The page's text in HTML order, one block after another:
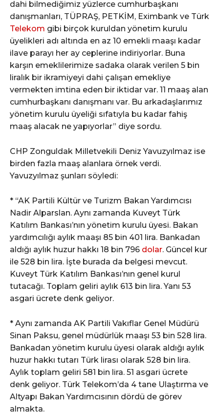
dahi bilmediğimiz yüzlerce cumhurbaşkanı
danışmanları, TÜPRAŞ, PETKİM, Eximbank ve Türk
Telekom gibi birçok kuruldan yönetim kurulu
üyelikleri adı altında en az 10 emekli maaşı kadar
ilave parayı her ay ceplerine indiriyorlar. Buna
karşın emeklilerimize sadaka olarak verilen 5 bin
liralık bir ikramiyeyi dahi çalışan emekliye
vermekten imtina eden bir iktidar var. 11 maaş alan
cumhurbaşkanı danışmanı var. Bu arkadaşlarımız
yönetim kurulu üyeliği sıfatıyla bu kadar fahiş
maaş alacak ne yapıyorlar” diye sordu.
CHP Zonguldak Milletvekili Deniz Yavuzyılmaz ise
birden fazla maaş alanlara örnek verdi.
Yavuzyılmaz şunları söyledi:
* “AK Partili Kültür ve Turizm Bakan Yardımcısı
Nadir Alparslan. Aynı zamanda Kuveyt Türk
Katılım Bankası’nın yönetim kurulu üyesi. Bakan
yardımcılığı aylık maaşı 85 bin 401 lira. Bankadan
aldığı aylık huzur hakkı 18 bin 796 dolar. Güncel kur
ile 528 bin lira. İşte burada da belgesi mevcut.
Kuveyt Türk Katılım Bankası’nın genel kurul
tutacağı. Toplam geliri aylık 613 bin lira. Yanı 53
asgari ücrete denk geliyor.
* Aynı zamanda AK Partili Vakıflar Genel Müdürü
Sinan Paksu, genel müdürlük maaşı 53 bin 528 lira.
Bankadan yönetim kurulu üyesi olarak aldığı aylık
huzur hakkı tutarı Türk lirası olarak 528 bin lira.
Aylık toplam geliri 581 bin lira. 51 asgari ücrete
denk geliyor. Türk Telekom’da 4 tane Ulaştırma ve
Altyapı Bakan Yardımcısının dördü de görev
almakta.